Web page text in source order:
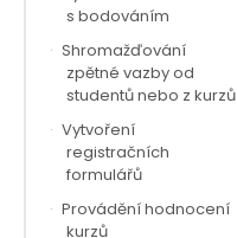
s bodováním
· Shromažďování
zpětné vazby od
studentů nebo z kurzů
· Vytvoření
registračních
formulářů
· Provádění hodnocení
kurzů